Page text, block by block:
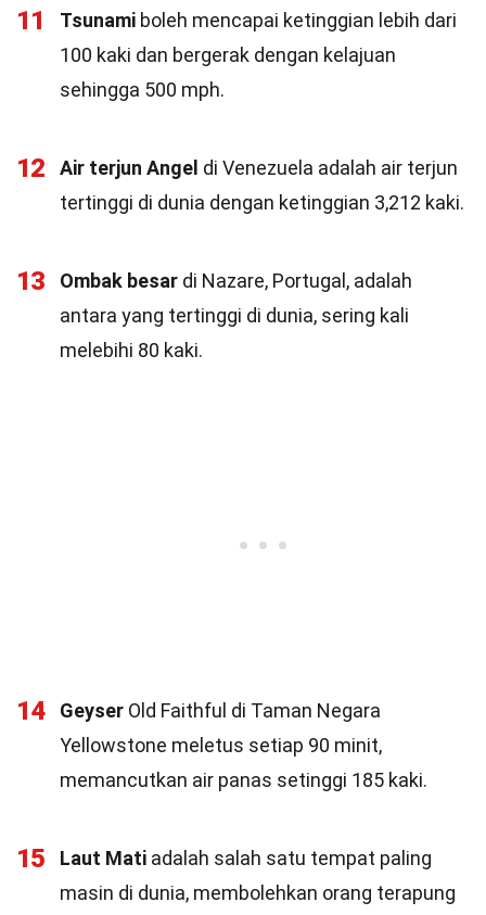
11 Tsunami boleh mencapai ketinggian lebih dari
100 kaki dan bergerak dengan kelajuan
sehingga 500 mph.
12 Air terjun Angel di Venezuela adalah air terjun
tertinggi di dunia dengan ketinggian 3,212 kaki.
13 Ombak besar di Nazare, Portugal, adalah
antara yang tertinggi di dunia, sering kali
melebihi 80 kaki.
14 Geyser Old Faithful di Taman Negara
Yellowstone meletus setiap 90 minit,
memancutkan air panas setinggi 185 kaki.
15 Laut Mati adalah salah satu tempat paling
masin di dunia, membolehkan orang terapung